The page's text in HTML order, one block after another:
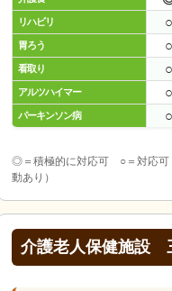
リハビリ ○
胃ろう ○
看取り ○
アルツハイマー ○
パーキンソン病 ○
◎＝積極的に対応可 ○＝対応
動あり）
介護老人保健施設